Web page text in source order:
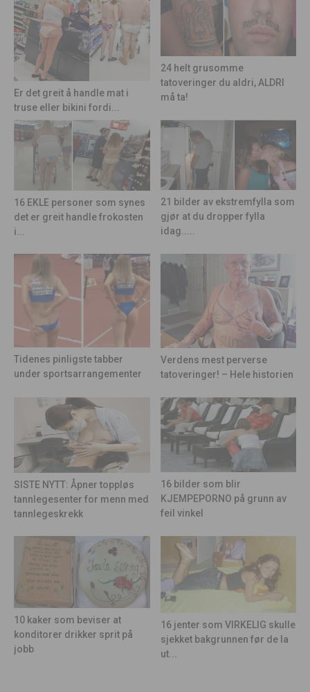
Er det greit å handle mat i
truse eller bikini fordi...
24 helt grusomme
tatoveringer du aldri, ALDRI
må ta!
16 EKLE personer som synes
det er greit handle frokosten
i...
21 bilder av ekstremfylla som
gjør at du dropper fylla
idag.....
Tidenes pinligste tabber
under sportsarrangementer
Verdens mest perverse
tatoveringer! – Hele historien
SISTE NYTT: Åpner toppløs
tannlegesenter for menn med
tannlegeskrekk
16 bilder som blir
KJEMPEPORNO på grunn av
feil vinkel
10 kaker som beviser at
konditorer drikker sprit på
jobb
16 jenter som VIRKELIG skulle
sjekket bakgrunnen før de la
ut...